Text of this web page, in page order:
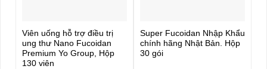
Viên uống hỗ trợ điều trị
ung thư Nano Fucoidan
Premium Yo Group, Hộp
130 viên
Super Fucoidan Nhập Khẩu
chính hãng Nhật Bản. Hộp
30 gói